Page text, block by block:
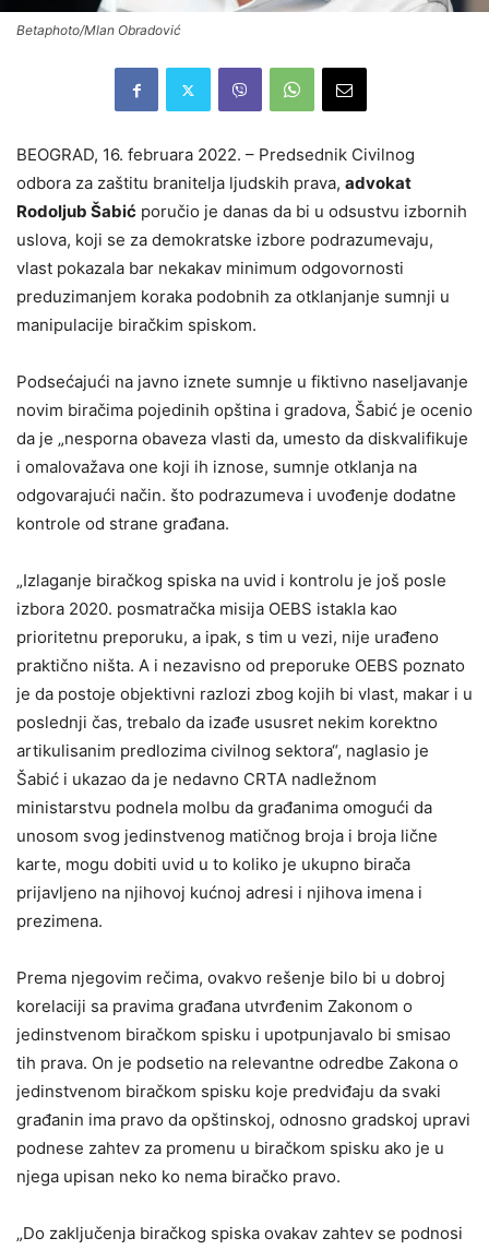
Betaphoto/Mlan Obradović
BEOGRAD, 16. februara 2022. – Predsednik Civilnog
odbora za zaštitu branitelja ljudskih prava, advokat
Rodoljub Šabić poručio je danas da bi u odsustvu izbornih
uslova, koji se za demokratske izbore podrazumevaju,
vlast pokazala bar nekakav minimum odgovornosti
preduzimanjem koraka podobnih za otklanjanje sumnji u
manipulacije biračkim spiskom.
Podsećajući na javno iznete sumnje u fiktivno naseljavanje
novim biračima pojedinih opština i gradova, Šabić je ocenio
da je „nesporna obaveza vlasti da, umesto da diskvalifikuje
i omalovažava one koji ih iznose, sumnje otklanja na
odgovarajući način. što podrazumeva i uvođenje dodatne
kontrole od strane građana.
„Izlaganje biračkog spiska na uvid i kontrolu je još posle
izbora 2020. posmatračka misija OEBS istakla kao
prioritetnu preporuku, a ipak, s tim u vezi, nije urađeno
praktično ništa. A i nezavisno od preporuke OEBS poznato
je da postoje objektivni razlozi zbog kojih bi vlast, makar i u
poslednji čas, trebalo da izađe ususret nekim korektno
artikulisanim predlozima civilnog sektora“, naglasio je
Šabić i ukazao da je nedavno CRTA nadležnom
ministarstvu podnela molbu da građanima omogući da
unosom svog jedinstvenog matičnog broja i broja lične
karte, mogu dobiti uvid u to koliko je ukupno birača
prijavljeno na njihovoj kućnoj adresi i njihova imena i
prezimena.
Prema njegovim rečima, ovakvo rešenje bilo bi u dobroj
korelaciji sa pravima građana utvrđenim Zakonom o
jedinstvenom biračkom spisku i upotpunjavalo bi smisao
tih prava. On je podsetio na relevantne odredbe Zakona o
jedinstvenom biračkom spisku koje predviđaju da svaki
građanin ima pravo da opštinskoj, odnosno gradskoj upravi
podnese zahtev za promenu u biračkom spisku ako je u
njega upisan neko ko nema biračko pravo.
„Do zaključenja biračkog spiska ovakav zahtev se podnosi